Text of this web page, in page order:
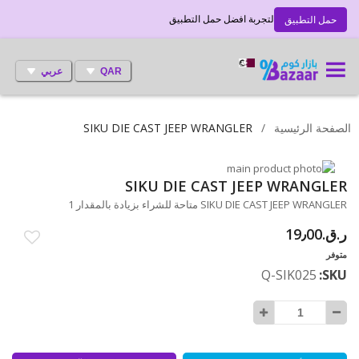
حمل التطبيق لتجربة افضل حمل التطبيق
QAR عربي
الصفحة الرئيسية SIKU DIE CAST JEEP WRANGLER
انتقل
إلى
النهاية
الصور
تخطي
إلى
معرض
الصور
SIKU DIE CAST JEEP WRANGLER
SIKU DIE CAST JEEP WRANGLER متاحة للشراء بزيادة بالمقدار 1
ر.ق.‏19٫00
متوفر
SKU
Q-SIK025